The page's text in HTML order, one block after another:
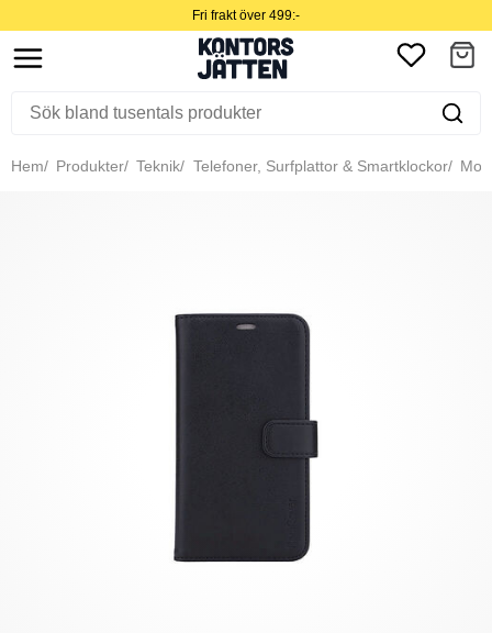
Fri frakt över 499:-
Hem Produkter Teknik Telefoner, Surfplattor & Smartklockor